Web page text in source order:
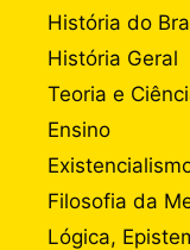
História do
História Geral
Teoria e
Ensino
Filosofia da
Lógica,